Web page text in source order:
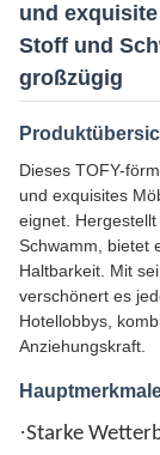
und
Stoff und
großzügig
Dieses TOFY-
und exquisites
eignet.
Schwamm, bietet
Haltbarkeit. Mit
verschönert es
Hotellobbys,
Anziehungskraft.
·Starke